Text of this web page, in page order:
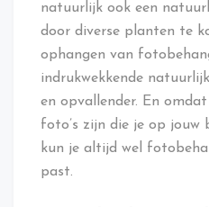
natuurlijk ook een
door diverse planten te
ophangen van
indrukwekkende
en opvallender. En
foto’s zijn die je op jouw
kun je altijd wel
past.